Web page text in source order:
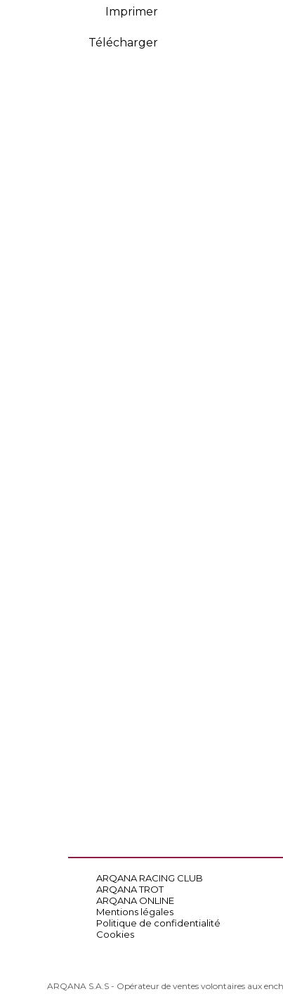
Imprimer
Télécharger
ARQANA RACING CLUB
ARQANA TROT
ARQANA ONLINE
Mentions légales
Politique de confidentialité
Cookies
ARQANA S.A.S - Opérateur de ventes volontaires aux